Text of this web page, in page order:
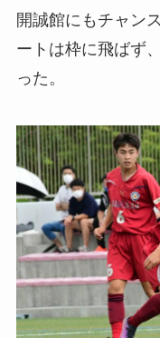
開誠館にもチャン
ートは枠に飛ばず
った。